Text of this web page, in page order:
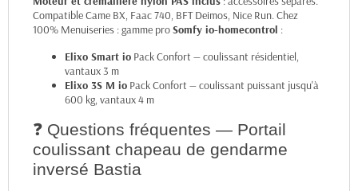
Compatible Came BX, Faac 740, BFT Deimos, Nice Run. Chez
100% Menuiseries : gamme proSomfy io-homecontrol :
Elixo Smart io Pack Confort — coulissant résidentiel,
vantaux 3 m
Elixo 3S M io Pack Confort — coulissant puissant jusqu'à
600 kg, vantaux 4 m
❓ Questions fréquentes — Portail
coulissant chapeau de gendarme
inversé Bastia